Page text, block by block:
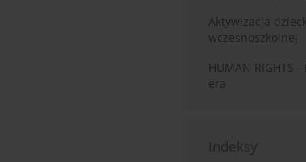
Aktywizacja
wczesnoszkolnej
HUMAN RIGHTS
era
Indeksy